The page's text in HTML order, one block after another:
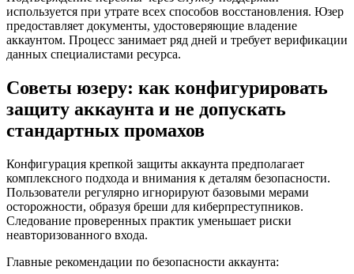
используется при утрате всех способов восстановления. Юзер
предоставляет документы, удостоверяющие владение
аккаунтом. Процесс занимает ряд дней и требует верификации
данных специалистами ресурса.
Советы юзеру: как конфигурировать
защиту аккаунта и не допускать
стандартных промахов
Конфигурация крепкой защиты аккаунта предполагает
комплексного подхода и внимания к деталям безопасности.
Пользователи регулярно игнорируют базовыми мерами
осторожности, образуя бреши для киберпреступников.
Следование проверенных практик уменьшает риски
неавторизованного входа.
Главные рекомендации по безопасности аккаунта: